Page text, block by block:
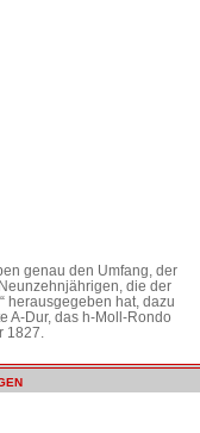
genau den Umfang, der
die der
herausgegeben hat, dazu
A-Dur, das h-Moll-Rondo
1827.